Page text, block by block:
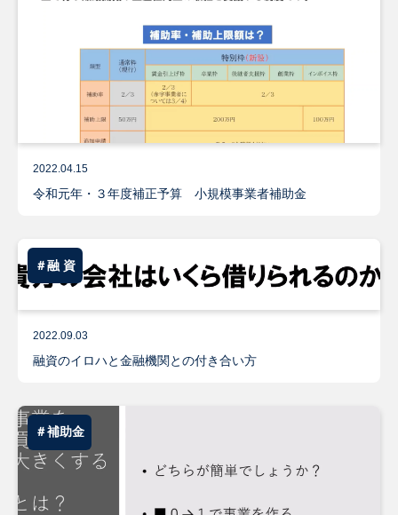
2022.04.15
令和元年・３年度補正予算 小規模事業者補助金
＃融 資
2022.09.03
融資のイロハと金融機関との付き合い方
＃補助金